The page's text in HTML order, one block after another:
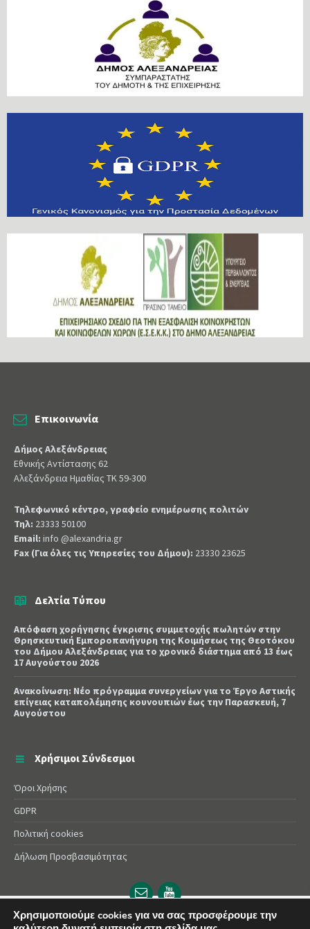
Επικοινωνία
Δήμος Αλεξάνδρειας
Εθνικής Αντίστασης 62
Αλεξάνδρεια Ημαθίας ΤΚ 59-300
Τηλεφωνικό κέντρο, γραφείο ενημέρωσης πολιτών
Τηλ: 23333 50100
Email: info @alexandria.gr
Fax (Για όλες τις Υπηρεσίες του Δήμου): 23330 23625
Δελτία Τύπου
Απόφαση χορήγησης έγκρισης συμμετοχής πωλητών στην
Θρησκευτική Εμποροπανήγυρη της Κοιμήσεως της Θεοτόκου
του Δήμου Αλεξάνδρειας για το χρονικό διάστημα από 13 έως
17 Αυγούστου 2026
Ανακοίνωση: Νέο πρόγραμμα συνεργείων για το Έργο Αστικής
επίγειας καταπολέμησης κουνουπιών έως την Παρασκευή, 7
Αυγούστου
Χρήσιμοι Σύνδεσμοι
Όροι Χρήσης
GDPR
Πολιτική cookies
Δήλωση Προσβασιμότητας
Email
url
YouTube
url
© 2025 Δήμος Αλεξάνδρειας | Powered byApogee
Χρησιμοποιούμε cookies για να σας προσφέρουμε την